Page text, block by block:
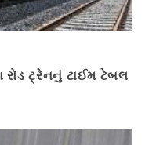
રોડ ટ્રેનનું ટાઈમ ટેબલ